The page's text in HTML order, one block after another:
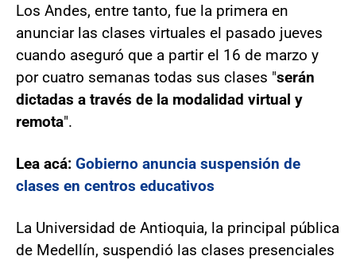
Los Andes, entre tanto, fue la primera en
anunciar las clases virtuales el pasado jueves
cuando aseguró que a partir el 16 de marzo y
por cuatro semanas todas sus clases "serán
dictadas a través de la modalidad virtual y
remota".
Lea acá: Gobierno anuncia suspensión de
clases en centros educativos
La Universidad de Antioquia, la principal pública
de Medellín, suspendió las clases presenciales